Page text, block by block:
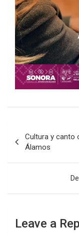
navigation
Cultura y canto
Álamos
Leave a